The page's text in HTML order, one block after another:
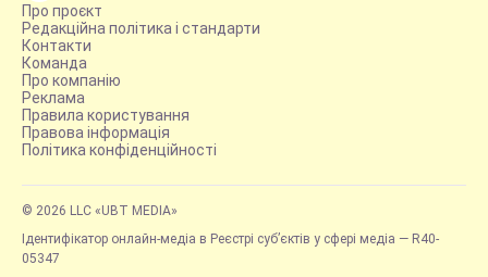
Про проєкт
Редакційна політика і стандарти
Контакти
Команда
Про компанію
Реклама
Правила користування
Правова інформація
Політика конфіденційності
© 2026 LLC «UBT MEDIA»
Ідентифікатор онлайн-медіа в Реєстрі суб’єктів у сфері медіа — R40-
05347